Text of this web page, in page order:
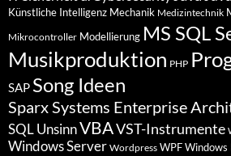
Künstliche Intelligenz Mechanik Medizintechnik
Mikrocontroller Modellierung MS SQL
Musikproduktion PHP
SAP Song Ideen
Sparx Systems Enterprise
SQL UnsinnVBAVST-Instrumente
Windows Server Wordpress WPF